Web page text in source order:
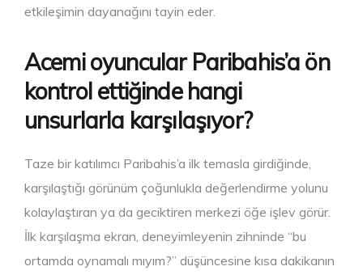
etkileşimin dayanağını tayin eder.
Acemi oyuncular Paribahis’a ön
kontrol ettiğinde hangi
unsurlarla karşılaşıyor?
Taze bir katılımcı Paribahis’a ilk temasla girdiğinde,
karşılaştığı görünüm çoğunlukla değerlendirme yolunu
kolaylaştıran ya da geciktiren merkezi öğe işlev görür.
İlk karşılaşma ekran, deneyimleyenin zihninde “bu
ortamda oynamalı mıyım?” düşüncesine kısa dakikanın